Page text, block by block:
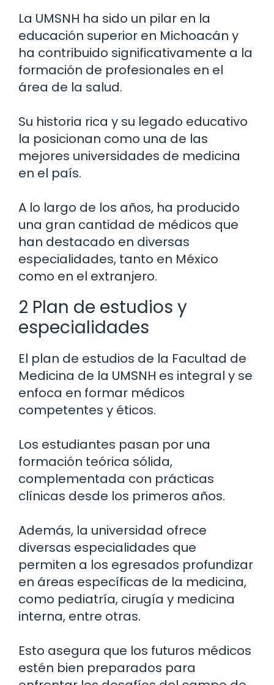
La UMSNH ha sido un pilar en la
educación superior en Michoacán y
ha contribuido significativamente a la
formación de profesionales en el
área de la salud.
Su historia rica y su legado educativo
la posicionan como una de las
mejores universidades de medicina
en el país.
A lo largo de los años, ha producido
una gran cantidad de médicos que
han destacado en diversas
especialidades, tanto en México
como en el extranjero.
2 Plan de estudios y
especialidades
El plan de estudios de la Facultad de
Medicina de la UMSNH es integral y se
enfoca en formar médicos
competentes y éticos.
Los estudiantes pasan por una
formación teórica sólida,
complementada con prácticas
clínicas desde los primeros años.
Además, la universidad ofrece
diversas especialidades que
permiten a los egresados profundizar
en áreas específicas de la medicina,
como pediatría, cirugía y medicina
interna, entre otras.
Esto asegura que los futuros médicos
estén bien preparados para